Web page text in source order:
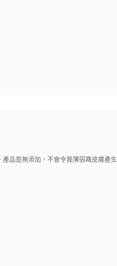
品是無添加，不會令我薄弱嘅皮膚產